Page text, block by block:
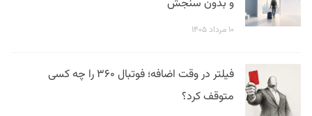
و بدون سنجش
۱۰ مرداد ۱۴۰۵
فیلتر در وقت اضافه؛ فوتبال ۳۶۰ را چه کسی
متوقف کرد؟